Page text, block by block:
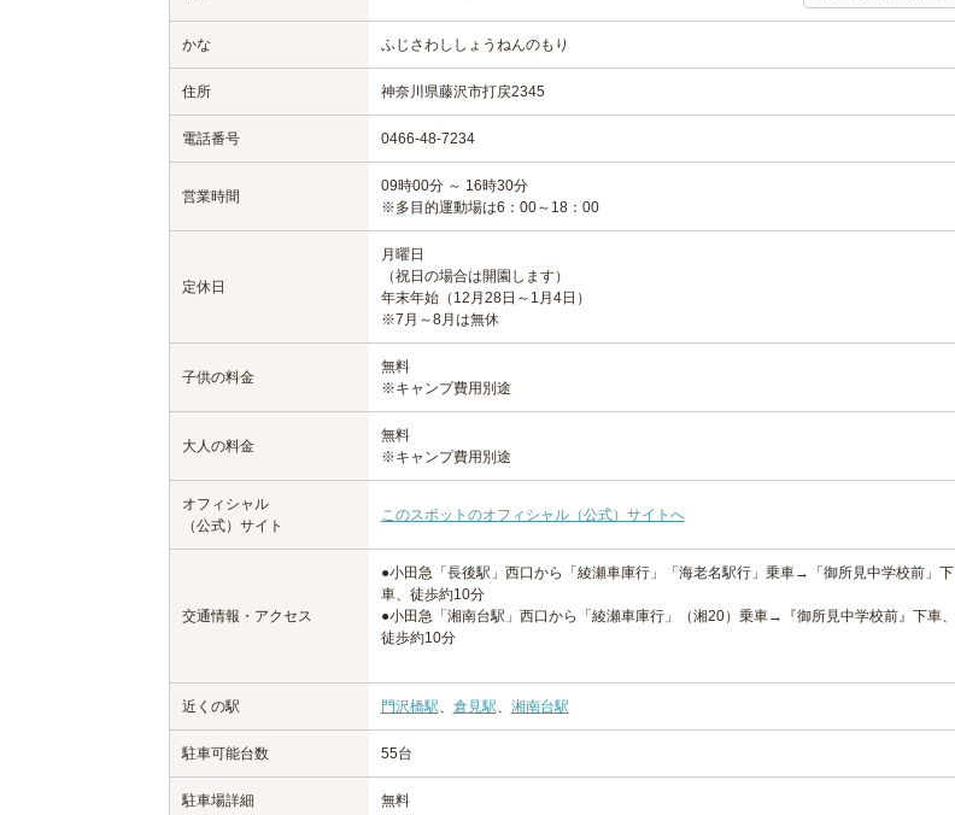
かな ふじさわししょうねんのもり
住所 神奈川県藤沢市打戻2345
電話番号 0466-48-7234
営業時間
09時00分 ～ 16時30分
※多目的運動場は6：00～18：00
定休日
月曜日
（祝日の場合は開園します）
年末年始（12月28日～1月4日）
※7月～8月は無休
子供の料金
無料
※キャンプ費用別途
大人の料金
無料
※キャンプ費用別途
オフィシャル
（公式）サイト
このスポットのオフィシャル（公式）サイトへ
交通情報・アクセス
●小田急「長後駅」西口から「綾瀬車庫行」「海老名駅行」乗車→「御所見中学校前」下
車、徒歩約10分
●小田急「湘南台駅」西口から「綾瀬車庫行」（湘20）乗車→『御所見中学校前』下車、
徒歩約10分
近くの駅 門沢橋駅、 倉見駅、 湘南台駅
駐車可能台数 55台
駐車場詳細 無料